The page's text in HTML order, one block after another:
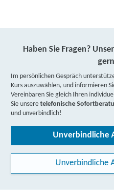
Haben Sie Fragen?
Im persönlichen Gespräch
Kurs auszuwählen, und informieren
Vereinbaren Sie gleich Ihren
Sie unseretelefonische
und unverbindlich!
Unverbindliche
Unverbindliche